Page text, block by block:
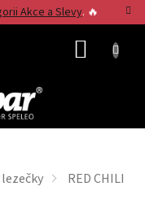
Akce a Slevy. 🔥
RED CHILI